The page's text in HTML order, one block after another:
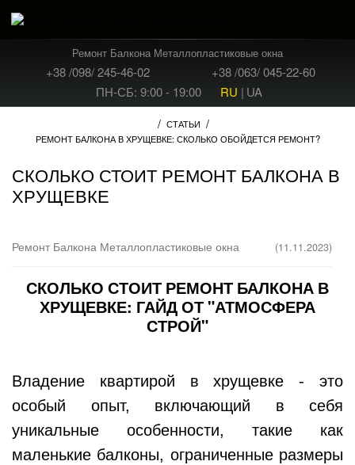
+38 /098/ 245-46-02 +38 /063/ 045-22-60
Ремонт Балкона Металлопластиковые окна
ПН-СБ: 9:00 - 19:00 RU | UA
/ СТАТЬИ /
РЕМОНТ БАЛКОНА В ХРУЩЕВКЕ: СКОЛЬКО ОБОЙДЕТСЯ РЕМОНТ?
СКОЛЬКО СТОИТ РЕМОНТ БАЛКОНА В
ХРУЩЕВКЕ
Ремонт Балкона Металлопластиковые окна (11.11.2023)
СКОЛЬКО СТОИТ РЕМОНТ БАЛКОНА В
ХРУЩЕВКЕ: ГАЙД ОТ "АТМОСФЕРА
СТРОЙ"
Владение квартирой в хрущевке - это
особый опыт, включающий в себя
уникальные особенности, такие как
маленькие балконы, ограниченные размеры